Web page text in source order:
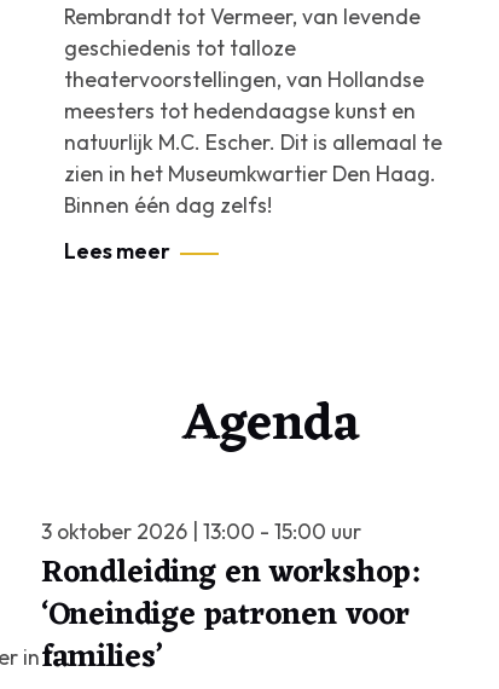
Rembrandt tot Vermeer, van levende
geschiedenis tot talloze
theatervoorstellingen, van Hollandse
meesters tot hedendaagse kunst en
natuurlijk M.C. Escher. Dit is allemaal te
zien in het Museumkwartier Den Haag.
Binnen één dag zelfs!
Lees meer
Agenda
in
3 oktober 2026 | 13:00 - 15:00 uur
Rondleiding en workshop:
‘Oneindige patronen voor
families’